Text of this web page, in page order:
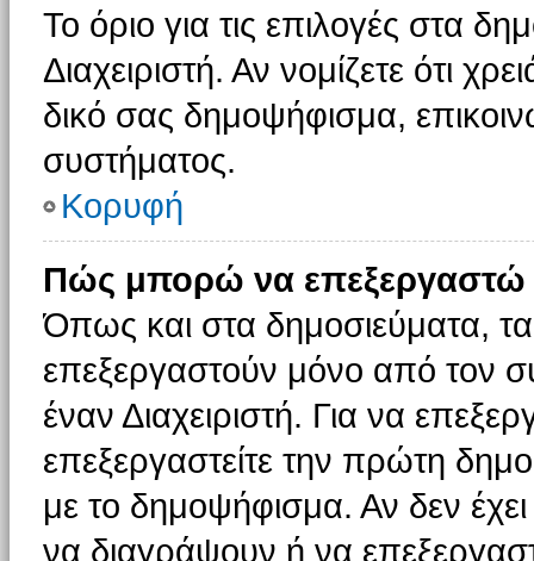
Το όριο για τις επιλογές στα
Διαχειριστή. Αν νομίζετε ότι
δικό σας δημοψήφισμα,
συστήματος.
Κορυφή
Πώς μπορώ να
Όπως και στα δημοσιεύματα,
επεξεργαστούν μόνο από τον
έναν Διαχειριστή. Για να
επεξεργαστείτε την πρώτη
με το δημοψήφισμα. Αν δεν
να διαγράψουν ή να